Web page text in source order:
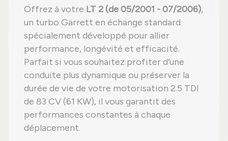
Offrez à votre LT 2 (de 05/2001 - 07/2006),
un turbo Garrett en échange standard
spécialement développé pour allier
performance, longévité et efficacité.
Parfait si vous souhaitez profiter d’une
conduite plus dynamique ou préserver la
durée de vie de votre motorisation 2.5 TDI
de 83 CV (61 KW), il vous garantit des
performances constantes à chaque
déplacement.